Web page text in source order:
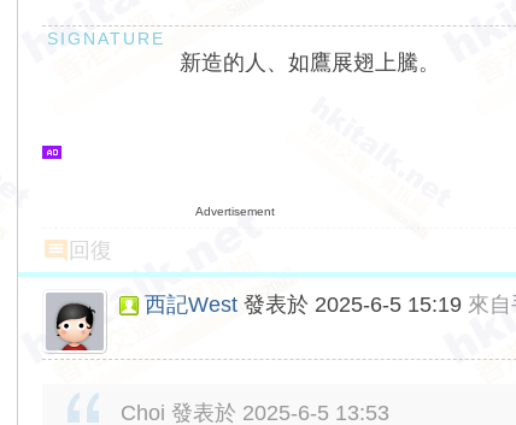
新造的人、如鷹展翅上騰。
Advertisement
回復
西記West 發表於 2025-6-5 15:19 來自
Choi 發表於 2025-6-5 13:53